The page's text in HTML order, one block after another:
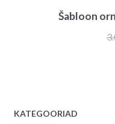
Šabloon
KATEGOORIAD